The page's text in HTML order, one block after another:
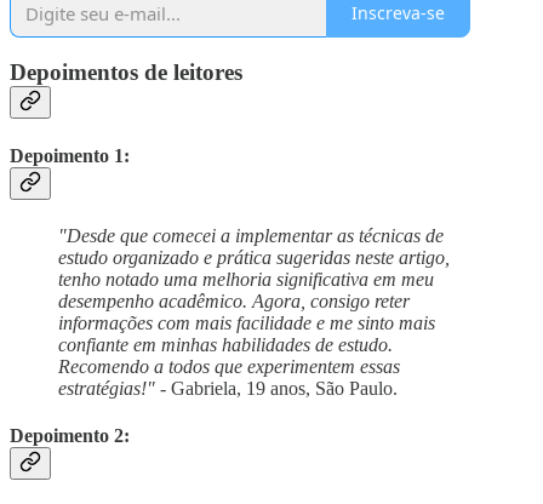
Inscreva-se
Depoimentos de leitores
Depoimento 1:
"Desde que comecei a implementar as técnicas de
estudo organizado e prática sugeridas neste artigo,
tenho notado uma melhoria significativa em meu
desempenho acadêmico. Agora, consigo reter
informações com mais facilidade e me sinto mais
confiante em minhas habilidades de estudo.
Recomendo a todos que experimentem essas
estratégias!" - Gabriela, 19 anos, São Paulo.
Depoimento 2: